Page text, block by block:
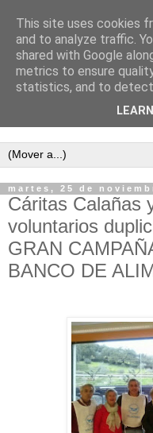
Semanario
martes, 25 de
Cáritas Calañas
voluntarios
GRAN
BANCO DE
This site uses cookies
and to analyze traffic.
shared with Google
metrics to ensure
statistics, and to detect